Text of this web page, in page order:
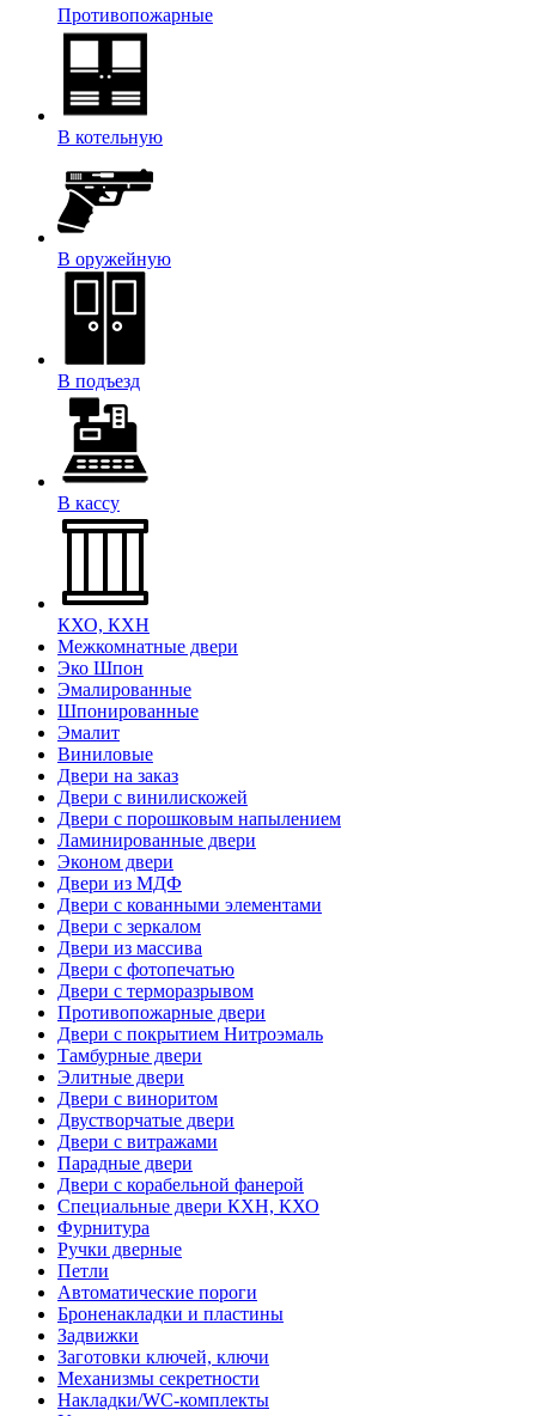
Противопожарные
В котельную
В оружейную
В подъезд
В кассу
КХО, КХН
Межкомнатные двери
Эко Шпон
Эмалированные
Шпонированные
Эмалит
Виниловые
Двери на заказ
Двери с винилискожей
Двери с порошковым напылением
Ламинированные двери
Эконом двери
Двери из МДФ
Двери с кованными элементами
Двери с зеркалом
Двери из массива
Двери с фотопечатью
Двери с терморазрывом
Противопожарные двери
Двери с покрытием Нитроэмаль
Тамбурные двери
Элитные двери
Двери с виноритом
Двустворчатые двери
Двери с витражами
Парадные двери
Двери с корабельной фанерой
Специальные двери КХН, КХО
Фурнитура
Ручки дверные
Петли
Автоматические пороги
Броненакладки и пластины
Задвижки
Заготовки ключей, ключи
Механизмы секретности
Накладки/WC-комплекты